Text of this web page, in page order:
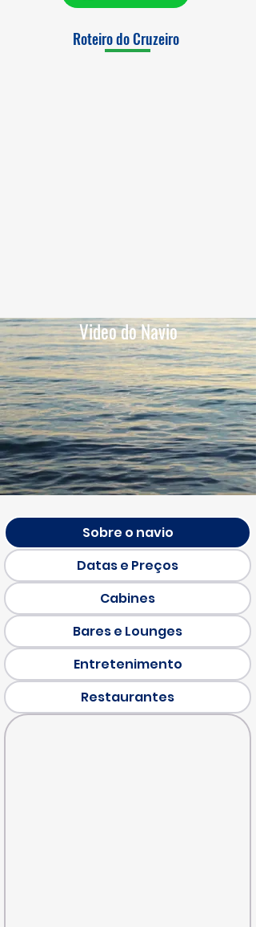
Roteiro do Cruzeiro
Video do Navio
Sobre o navio
Datas e Preços
Cabines
Bares e Lounges
Entretenimento
Restaurantes